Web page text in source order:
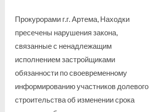
Прокурорами г.г. Артема, Находки
пресечены нарушения закона,
связанные с ненадлежащим
исполнением застройщиками
обязанности по своевременному
информированию участников долевого
строительства об изменении срока